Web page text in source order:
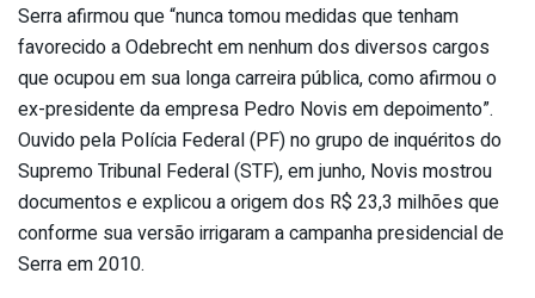
Serra afirmou que “nunca tomou medidas que tenham
favorecido a Odebrecht em nenhum dos diversos cargos
que ocupou em sua longa carreira pública, como afirmou o
ex-presidente da empresa Pedro Novis em depoimento”.
Ouvido pela Polícia Federal (PF) no grupo de inquéritos do
Supremo Tribunal Federal (STF), em junho, Novis mostrou
documentos e explicou a origem dos R$ 23,3 milhões que
conforme sua versão irrigaram a campanha presidencial de
Serra em 2010.